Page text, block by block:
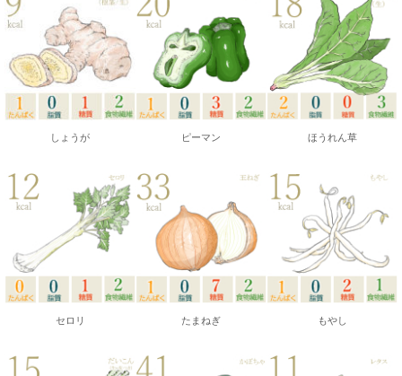
しょうが
セロリ
ピーマン
たまねぎ
ほうれん草
もやし